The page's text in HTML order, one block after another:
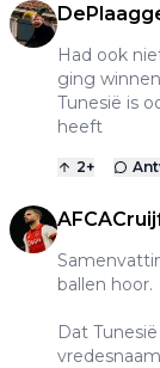
Had ook
ging winnen
Tunesië is
heeft
2+
ballen hoor.
Dat